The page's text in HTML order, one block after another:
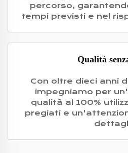
percorso,
tempi previsti e nel
Qualità
Con oltre dieci anni
impegniamo per
qualità al 100%
pregiati e